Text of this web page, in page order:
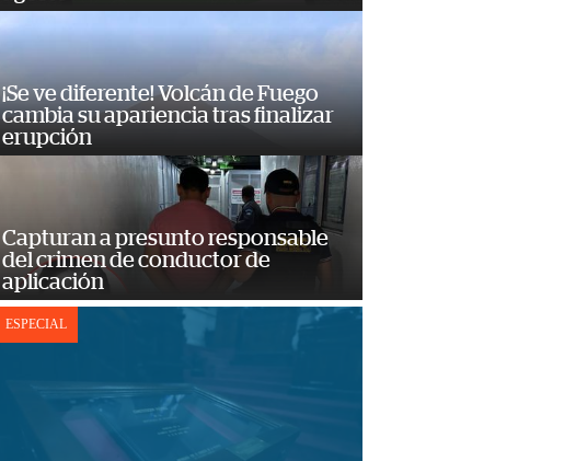
¡Se ve diferente! Volcán de Fuego
cambia su apariencia tras finalizar
erupción
Capturan a presunto responsable
del crimen de conductor de
aplicación
ESPECIAL